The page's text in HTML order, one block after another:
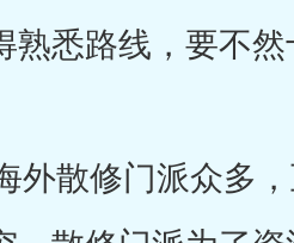
悉路线，要不然
散修门派众多